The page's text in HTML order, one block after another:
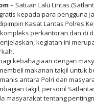
– Satuan Lalu Lintas
kepada para pengguna
Kasat Lantas Polres
perkantoran dan di
kegiatan ini
kebahagiaan dengan
makanan takjil untuk
antara Polri dan
takjil, personil
masyarakat tentang